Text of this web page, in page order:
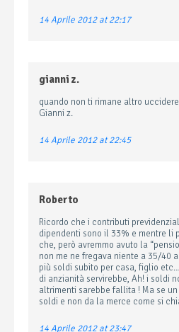
14 Aprile 2012 at 22:17
gianni z.
quando non ti rimane altro
Gianni z.
14 Aprile 2012 at 22:45
Roberto
Ricordo che i contributi
dipendenti sono il 33% e mentre li
che, però avremmo avuto la
non me ne fregava niente a 35/40
più soldi subito per casa, figlio
di anzianità servirebbe, Ah! i soldi
altrimenti sarebbe fallita ! Ma se
soldi e non da la merce come si
14 Aprile 2012 at 23:47